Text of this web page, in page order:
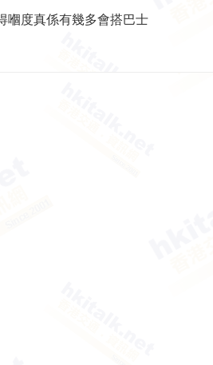
嗰度真係有幾多會搭巴士